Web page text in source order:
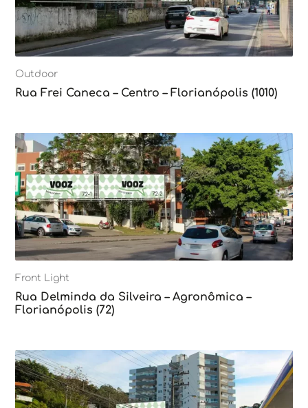
Outdoor
Rua Frei Caneca – Centro – Florianópolis (1010)
Front Light
Rua Delminda da Silveira – Agronômica –
Florianópolis (72)